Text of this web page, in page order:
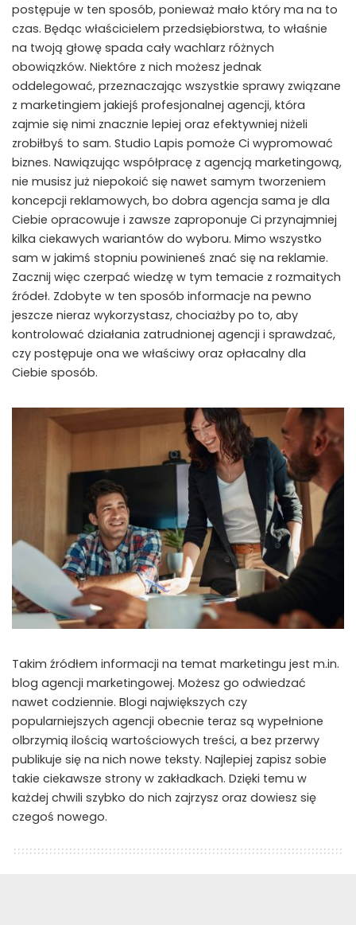
postępuje w ten sposób, ponieważ mało który ma na to
czas. Będąc właścicielem przedsiębiorstwa, to właśnie
na twoją głowę spada cały wachlarz różnych
obowiązków. Niektóre z nich możesz jednak
oddelegować, przeznaczając wszystkie sprawy związane
z marketingiem jakiejś profesjonalnej agencji, która
zajmie się nimi znacznie lepiej oraz efektywniej niżeli
zrobiłbyś to sam. Studio Lapis pomoże Ci wypromować
biznes. Nawiązując współpracę z agencją marketingową,
nie musisz już niepokoić się nawet samym tworzeniem
koncepcji reklamowych, bo dobra agencja sama je dla
Ciebie opracowuje i zawsze zaproponuje Ci przynajmniej
kilka ciekawych wariantów do wyboru. Mimo wszystko
sam w jakimś stopniu powinieneś znać się na reklamie.
Zacznij więc czerpać wiedzę w tym temacie z rozmaitych
źródeł. Zdobyte w ten sposób informacje na pewno
jeszcze nieraz wykorzystasz, chociażby po to, aby
kontrolować działania zatrudnionej agencji i sprawdzać,
czy postępuje ona we właściwy oraz opłacalny dla
Ciebie sposób.
Takim źródłem informacji na temat marketingu jest m.in.
blog agencji marketingowej. Możesz go odwiedzać
nawet codziennie. Blogi największych czy
popularniejszych agencji obecnie teraz są wypełnione
olbrzymią ilością wartościowych treści, a bez przerwy
publikuje się na nich nowe teksty. Najlepiej zapisz sobie
takie ciekawsze strony w zakładkach. Dzięki temu w
każdej chwili szybko do nich zajrzysz oraz dowiesz się
czegoś nowego.